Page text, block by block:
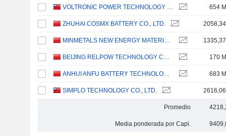
VOLTRONIC POWER TECHNOLOGY CORP. 654 M
ZHUHAI COSMX BATTERY CO., LTD. 2058,34
MINMETALS NEW ENERGY MATERIALS(HUNAN)CO.,LTD.
BEIJING RELPOW TECHNOLOGY CO., LTD 170 M
ANHUI ANFU BATTERY TECHNOLOGY CO.,LTD 683 M
SIMPLO TECHNOLOGY CO., LTD. 2616,06
Promedio
Media ponderada por Capi.